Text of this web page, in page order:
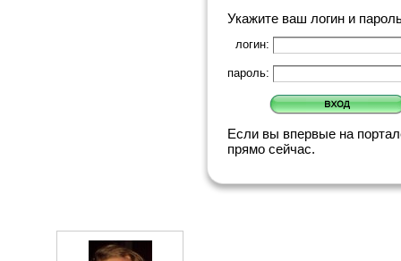
Укажите ваш логин и
логин:
пароль:
Если вы впервые на
прямо сейчас.